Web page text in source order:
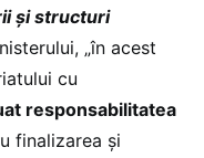
și structuri
„în acest
cu
responsabilitatea
finalizarea și